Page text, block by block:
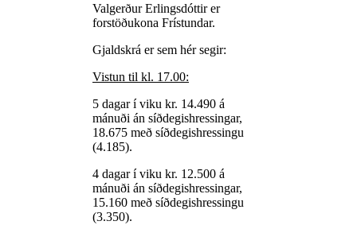
Valgerður Erlingsdóttir er
forstöðukona Frístundar.
Gjaldskrá er sem hér segir:
Vistun til kl. 17.00:
5 dagar í viku kr. 14.490 á
mánuði án síðdegishressingar,
18.675 með síðdegishressingu
(4.185).
4 dagar í viku kr. 12.500 á
mánuði án síðdegishressingar,
15.160 með síðdegishressingu
(3.350).